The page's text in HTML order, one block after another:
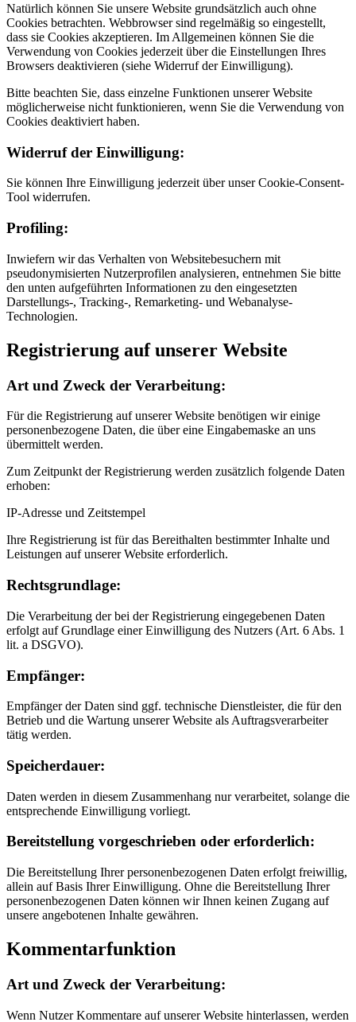
Natürlich können Sie unsere Website grundsätzlich auch ohne
Cookies betrachten. Webbrowser sind regelmäßig so eingestellt,
dass sie Cookies akzeptieren. Im Allgemeinen können Sie die
Verwendung von Cookies jederzeit über die Einstellungen Ihres
Browsers deaktivieren (siehe Widerruf der Einwilligung).
Bitte beachten Sie, dass einzelne Funktionen unserer Website
möglicherweise nicht funktionieren, wenn Sie die Verwendung von
Cookies deaktiviert haben.
Widerruf der Einwilligung:
Sie können Ihre Einwilligung jederzeit über unser Cookie-Consent-
Tool widerrufen.
Profiling:
Inwiefern wir das Verhalten von Websitebesuchern mit
pseudonymisierten Nutzerprofilen analysieren, entnehmen Sie bitte
den unten aufgeführten Informationen zu den eingesetzten
Darstellungs-, Tracking-, Remarketing- und Webanalyse-
Technologien.
Registrierung auf unserer Website
Art und Zweck der Verarbeitung:
Für die Registrierung auf unserer Website benötigen wir einige
personenbezogene Daten, die über eine Eingabemaske an uns
übermittelt werden.
Zum Zeitpunkt der Registrierung werden zusätzlich folgende Daten
erhoben:
IP-Adresse und Zeitstempel
Ihre Registrierung ist für das Bereithalten bestimmter Inhalte und
Leistungen auf unserer Website erforderlich.
Rechtsgrundlage:
Die Verarbeitung der bei der Registrierung eingegebenen Daten
erfolgt auf Grundlage einer Einwilligung des Nutzers (Art. 6 Abs. 1
lit. a DSGVO).
Empfänger:
Empfänger der Daten sind ggf. technische Dienstleister, die für den
Betrieb und die Wartung unserer Website als Auftragsverarbeiter
tätig werden.
Speicherdauer:
Daten werden in diesem Zusammenhang nur verarbeitet, solange die
entsprechende Einwilligung vorliegt.
Bereitstellung vorgeschrieben oder erforderlich:
Die Bereitstellung Ihrer personenbezogenen Daten erfolgt freiwillig,
allein auf Basis Ihrer Einwilligung. Ohne die Bereitstellung Ihrer
personenbezogenen Daten können wir Ihnen keinen Zugang auf
unsere angebotenen Inhalte gewähren.
Kommentarfunktion
Art und Zweck der Verarbeitung:
Wenn Nutzer Kommentare auf unserer Website hinterlassen, werden